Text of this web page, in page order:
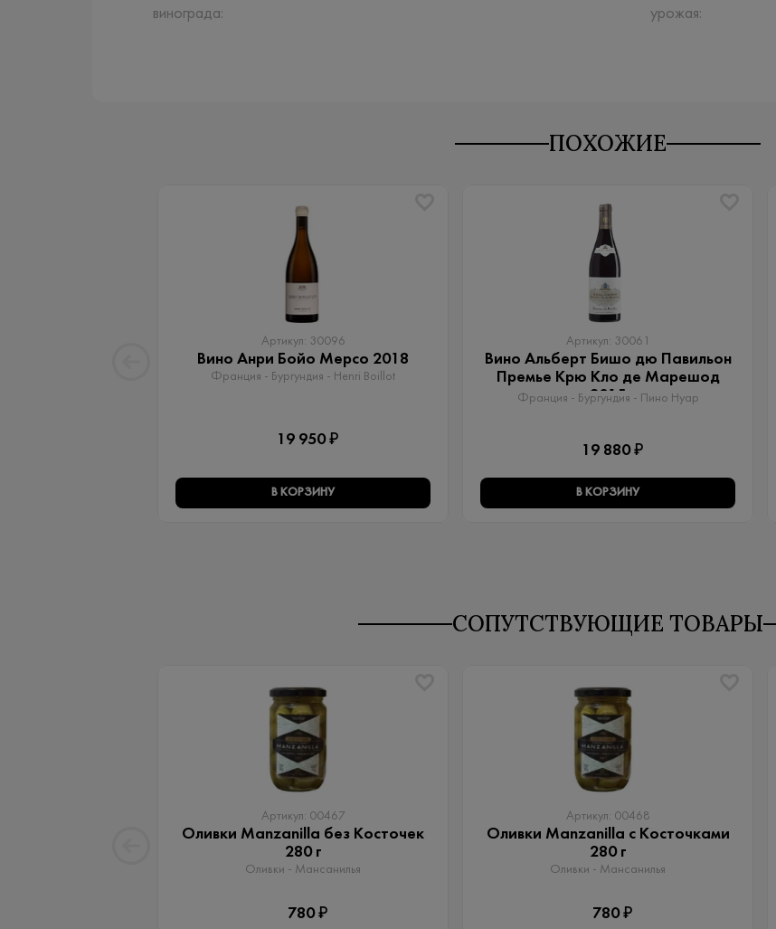
винограда:
урожая:
ПОХОЖИЕ
Артикул: 30096
Вино Анри Бойо Мерсо 2018
Франция - Бургундия - Henri Boillot
19 950 ₽
В КОРЗИНУ
Артикул: 30061
Вино Альберт Бишо дю Павильон
Премье Крю Кло де Марешод
2015
Франция - Бургундия - Пино Нуар
19 880 ₽
В КОРЗИНУ
СОПУТСТВУЮЩИЕ ТОВАРЫ
Артикул: 00467
Оливки Manzanilla без Косточек
280 г
Оливки - Мансанилья
780 ₽
Артикул: 00468
Оливки Manzanilla с Косточками
280 г
Оливки - Мансанилья
780 ₽